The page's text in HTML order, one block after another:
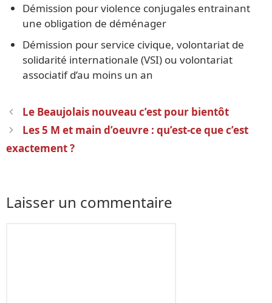
Démission pour violence conjugales entrainant
une obligation de déménager
Démission pour service civique, volontariat de
solidarité internationale (VSI) ou volontariat
associatif d’au moins un an
Navigation
des
Le Beaujolais nouveau c’est pour bientôt
Les 5 M et main d’oeuvre : qu’est-ce que c’est
exactement ?
Laisser un commentaire